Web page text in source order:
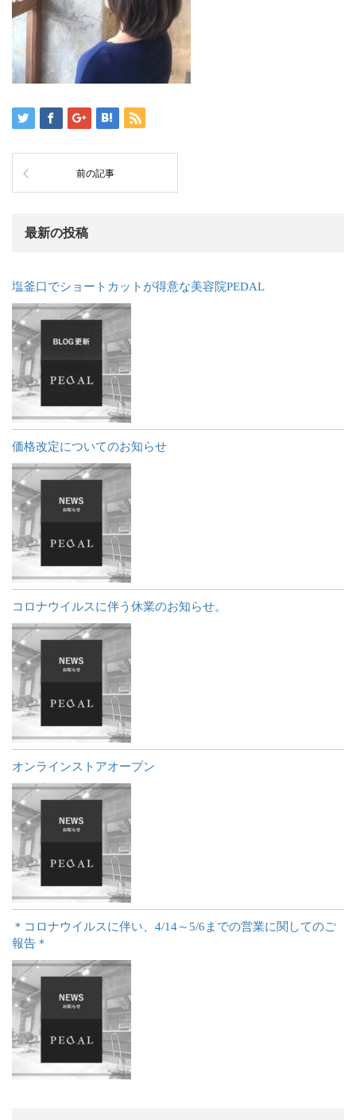
前の記事
最新の投稿
塩釜口でショートカットが得意な美容院PEDAL
価格改定についてのお知らせ
コロナウイルスに伴う休業のお知らせ。
オンラインストアオープン
＊コロナウイルスに伴い、4/14～5/6までの営業に関してのご
報告＊